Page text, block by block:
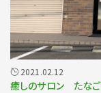
2021.02.12
癒しのサロン たなご